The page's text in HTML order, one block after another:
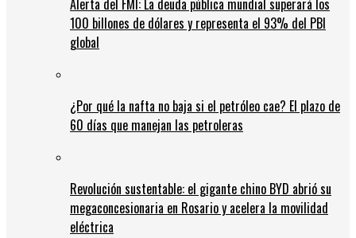
Alerta del FMI: La deuda pública mundial superará los
100 billones de dólares y representa el 93% del PBI
global
¿Por qué la nafta no baja si el petróleo cae? El plazo de
60 días que manejan las petroleras
Revolución sustentable: el gigante chino BYD abrió su
megaconcesionaria en Rosario y acelera la movilidad
eléctrica